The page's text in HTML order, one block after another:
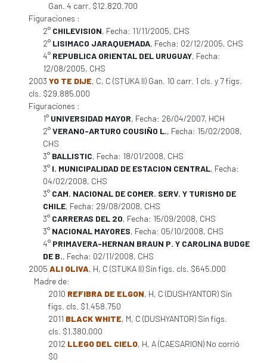
Gan. 4 carr. $12.820.700
Figuraciones :
2° CHILEVISION, Fecha: 11/11/2005, CHS
2° LISIMACO JARAQUEMADA, Fecha: 02/12/2005, CHS
4° REPUBLICA ORIENTAL DEL URUGUAY, Fecha:
12/08/2005, CHS
2003 YO TE DIJE, C, C (STUKA II) Gan. 10 carr. 1 cls. y 7 figs.
cls. $29.885.000
Figuraciones :
1° UNIVERSIDAD MAYOR, Fecha: 26/04/2007, HCH
2°VERANO-ARTURO COUSIÑO L., Fecha: 15/02/2008,
CHS
3° BALLISTIC, Fecha: 18/01/2008, CHS
3° I. MUNICIPALIDAD DE ESTACION CENTRAL, Fecha:
04/02/2008, CHS
3° CAM. NACIONAL DE COMER. SERV. Y TURISMO DE
CHILE, Fecha: 29/08/2008, CHS
3° CARRERAS DEL 20, Fecha: 15/09/2008, CHS
3° NACIONAL MAYORES, Fecha: 05/10/2008, CHS
4° PRIMAVERA-HERNAN BRAUN P. Y CAROLINA BUDGE
DE B., Fecha: 02/11/2008, CHS
2005 ALI OLIVA, H, C (STUKA II) Sin figs. cls. $645.000
Madre de:
2010 REFIBRA DE ELGON, H, C (DUSHYANTOR) Sin
figs. cls. $1.458.750
2011 BLACK WHITE, M, C (DUSHYANTOR) Sin figs.
cls. $1.380.000
2012 LLEGO DEL CIELO, H, A (CAESARION) No corrió
$0